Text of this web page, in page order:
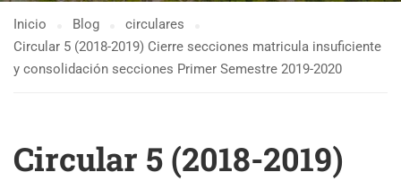
Inicio Blog
circulares
Circular 5 (2018-2019) Cierre secciones matricula insuficiente
y consolidación secciones Primer Semestre 2019-2020
Circular 5 (2018-2019)